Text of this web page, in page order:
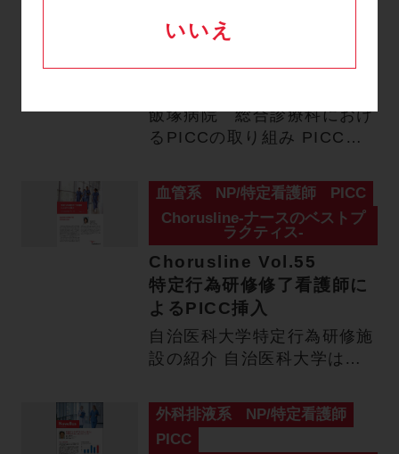
いいえ
飯塚病院 総合診療科にお
けるPICCの取り組み／
PICC留置の準備から実践
飯塚病院 総合診療科におけ
るPICCの取り組み PICC留
血管系 NP/特定看護師
PICC
Chorusline-ナースのベストプ
ラクティス-
Chorusline Vol.55
特定行為研修修了看護師に
よるPICC挿入
自治医科大学特定行為研修施
設の紹介 自治医科大学は、
医…
外科排液系
NP/特定看護師
PICC